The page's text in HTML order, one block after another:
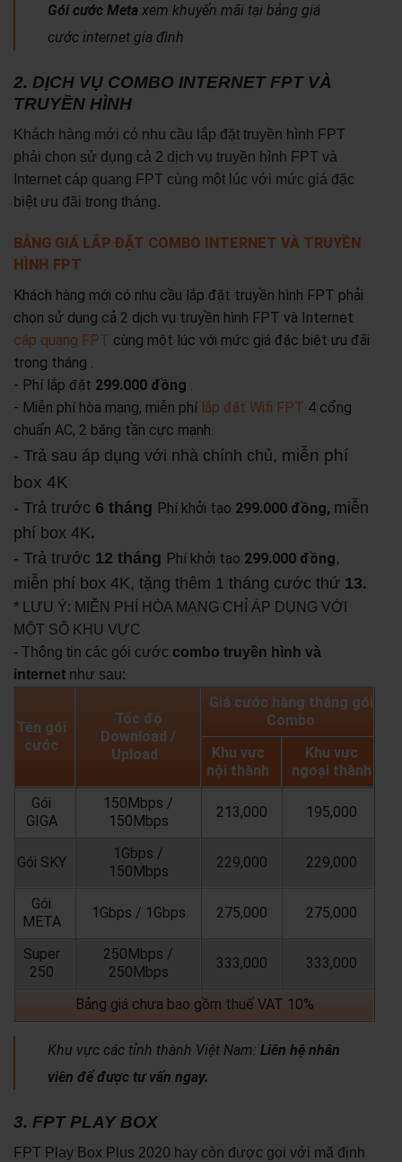
Gói cước Meta xem khuyến mãi tại bảng giá
cước internet gia đình
2. DỊCH VỤ COMBO INTERNET FPT VÀ
TRUYỀN HÌNH
Khách hàng mới có nhu cầu lắp đặt truyền hình FPT
phải chọn sử dụng cả 2 dịch vụ truyền hình FPT và
Internet cáp quang FPT cùng một lúc với mức giá đặc
biệt ưu đãi trong tháng.
BẢNG GIÁ LẮP ĐẶT COMBO INTERNET VÀ TRUYỀN
HÌNH FPT
Khách hàng mới có nhu cầu lắp đặt truyền hình FPT phải
chọn sử dụng cả 2 dịch vụ truyền hình FPT và Internet
cáp quang FPT cùng một lúc với mức giá đặc biệt ưu đãi
trong tháng .
- Phí lắp đặt 299.000 đồng
- Miễn phí hòa mạng, miễn phí lắp đặt Wifi FPT 4 cổng
chuẩn AC, 2 băng tần cực mạnh.
- Trả sau áp dụng với nhà chính chủ, miễn phí
box 4K
- Trả trước 6 tháng Phí khởi tạo 299.000 đồng, miễn
phí box 4K.
- Trả trước 12 tháng Phí khởi tạo 299.000 đồng,
miễn phí box 4K, tặng thêm 1 tháng cước thứ 13.
* LƯU Ý: MIỄN PHÍ HÒA MẠNG CHỈ ÁP DỤNG VỚI
MỘT SỐ KHU VỰC
- Thông tin các gói cước combo truyền hình và
internet như sau:
Tên gói
cước
Tốc độ
Download /
Upload
Giá cước hàng tháng gói
Combo
Khu vực
nội thành
Khu vực
ngoại thành
Gói
GIGA
150Mbps /
150Mbps
213,000 195,000
Gói SKY
1Gbps /
150Mbps
229,000 229,000
Gói
META
1Gbps / 1Gbps 275,000 275,000
Super
250
250Mbps /
250Mbps
333,000 333,000
Bảng giá chưa bao gồm thuế VAT 10%
Khu vực các tỉnh thành Việt Nam: Liên hệ nhân
viên để được tư vấn ngay.
3. FPT PLAY BOX
FPT Play Box Plus 2020 hay còn được gọi với mã định